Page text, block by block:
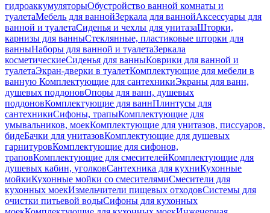
гидроаккумуляторыОбустройство ванной комнаты и
туалетаМебель для ваннойЗеркала для ваннойАксессуары для
ванной и туалетаСиденья и чехлы для унитазаШторки,
карнизы для ванныСтеклянные, пластиковые шторки для
ванныНаборы для ванной и туалетаЗеркала
косметическиеСиденья для ванныКоврики для ванной и
туалетаЭкран-дверки в туалетКомплектующие для мебели в
ванную Комплектующие для сантехникиЭкраны для ванн,
душевых поддоновОпоры для ванн, душевых
поддоновКомплектующие для ваннПлинтусы для
сантехникиСифоны, трапыКомплектующие для
умывальников, моекКомплектующие для унитазов, писсуаров,
бидеБачки для унитазовКомплектующие для душевых
гарнитуровКомплектующие для сифонов,
траповКомплектующие для смесителейКомплектующие для
душевых кабин, уголковСантехника для кухниКухонные
мойкиКухонные мойки со смесителямиСмесители для
кухонных моекИзмельчители пищевых отходовСистемы для
очистки питьевой водыСифоны для кухонных